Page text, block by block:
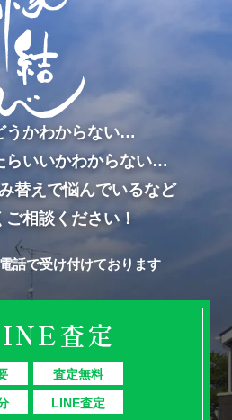
うかわからない…
らいいかわからない…
替えで悩んでいるなど
ご相談ください！
話で受け付けております
査定
査定無料
LINE査定